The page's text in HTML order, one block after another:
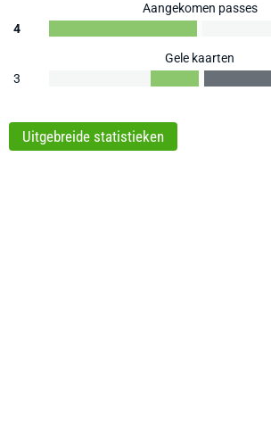
Aangekomen passes
4
Gele kaarten
3
Uitgebreide statistieken